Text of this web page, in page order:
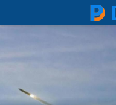
основному